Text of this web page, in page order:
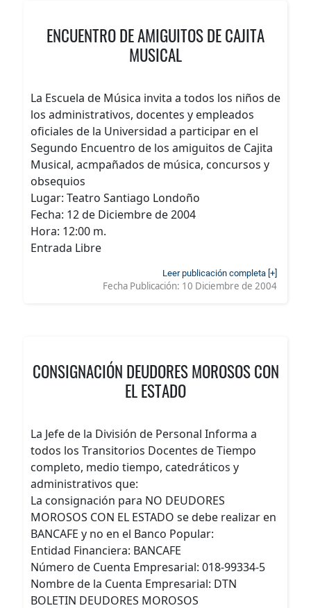
ENCUENTRO DE AMIGUITOS DE CAJITA
MUSICAL
La Escuela de Música invita a todos los niños de
los administrativos, docentes y empleados
oficiales de la Universidad a participar en el
Segundo Encuentro de los amiguitos de Cajita
Musical, acmpañados de música, concursos y
obsequios
Lugar: Teatro Santiago Londoño
Fecha: 12 de Diciembre de 2004
Hora: 12:00 m.
Entrada Libre
Leer publicación completa [+]
Fecha Publicación: 10 Diciembre de 2004
CONSIGNACIÓN DEUDORES MOROSOS CON
EL ESTADO
La Jefe de la División de Personal Informa a
todos los Transitorios Docentes de Tiempo
completo, medio tiempo, catedráticos y
administrativos que:
La consignación para NO DEUDORES
MOROSOS CON EL ESTADO se debe realizar en
BANCAFE y no en el Banco Popular:
Entidad Financiera: BANCAFE
Número de Cuenta Empresarial: 018-99334-5
Nombre de la Cuenta Empresarial: DTN
BOLETIN DEUDORES MOROSOS